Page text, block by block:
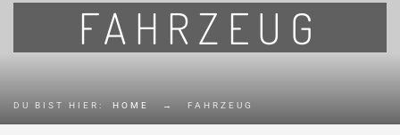
FAHRZEUG
DU BIST HIER: HOME → FAHRZEUG